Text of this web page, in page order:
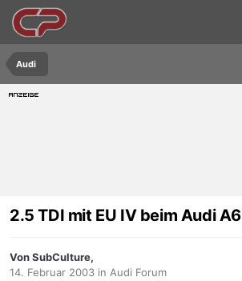
Audi
2.5 TDI mit EU IV beim Audi A6
Von SubCulture,
14. Februar 2003 in Audi Forum